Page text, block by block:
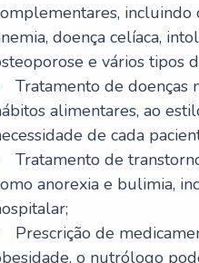
incluindo
doença celíaca,
e vários tipos
Tratamento de doenças
alimentares, ao
de cada
Tratamento de
anorexia e bulimia,
Prescrição de
o nutrólogo